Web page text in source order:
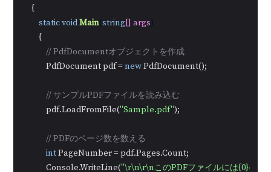
    {
staticvoidMain(string[] args)
        {
// PdfDocumentオブジェクトを作成
            PdfDocument pdf =
new PdfDocument();
// サンプルPDFファイルを読み込む
            pdf.LoadFromFile(
"Sample.pdf");
// PDFのページ数を数える
int PageNumber = pdf.Pages.Count;
            Console.WriteLine(
"\r\n\r\nこのPDFファイルには{0}ペー